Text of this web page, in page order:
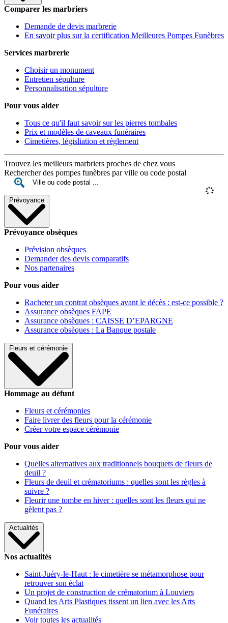
Comparer les marbriers
Demande de devis marbrerie
En savoir plus sur la certification Meilleures Pompes Funèbres
Services marbrerie
Choisir un monument
Entretien sépulture
Personnalisation sépulture
Pour vous aider
Tous ce qu'il faut savoir sur les pierres tombales
Prix et modèles de caveaux funéraires
Cimetières, législiation et réglement
Trouvez les meilleurs marbriers proches de chez vous
Rechercher des pompes funèbres par ville ou code postal
Prévoyance
Prévoyance obsèques
Prévision obsèques
Demander des devis comparatifs
Nos partenaires
Pour vous aider
Racheter un contrat obsèques avant le décès : est-ce possible ?
Assurance obsèques FAPE
Assurance obsèques : CAISSE D’EPARGNE
Assurance obsèques : La Banque postale
Fleurs et cérémonie
Hommage au défunt
Fleurs et cérémonies
Faire livrer des fleurs pour la cérémonie
Créer votre espace cérémonie
Pour vous aider
Quelles alternatives aux traditionnels bouquets de fleurs de
deuil ?
Fleurs de deuil et crématoriums : quelles sont les règles à
suivre ?
Fleurir une tombe en hiver : quelles sont les fleurs qui ne
gèlent pas ?
Actualités
Nos actualités
Saint-Juéry-le-Haut : le cimetière se métamorphose pour
retrouver son éclat
Un projet de construction de crématorium à Louviers
Quand les Arts Plastiques tissent un lien avec les Arts
Funéraires
Voir toutes les actualités